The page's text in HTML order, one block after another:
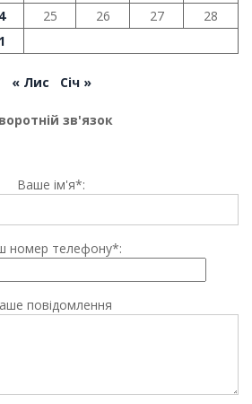
25 26 27
28
« Лис Січ »
зв'язок
Ваше ім'я*:
номер телефону*:
повідомлення